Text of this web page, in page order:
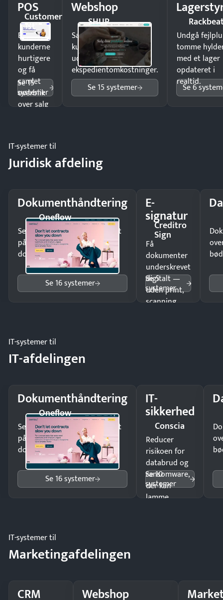
POS
Customer
1st
Ekspedér
kunderne
hurtigere
og få
samlet
overblik
over salg
Se 15
systemer
Webshop
SHUP
Sælg produkter 24/7 til
kunder i hele landet
uden
ekspedientomkostninger.
Se 15 systemer
Undgå
tomme
med et lager
opdateret i
realtid.
Se 6
IT-systemer til
Juridisk afdeling
Dokumenthåndtering
Oneflow
Send kontrakter til underskrift
på minutter og mist ingen
dokumenter.
Se 16 systemer
E-
signatur
Creditro
Sign
Få
dokumenter
underskrevet
digitalt —
uden print,
scanning
Se 5
systemer
IT-systemer til
IT-afdelingen
Dokumenthåndtering
Oneflow
Send kontrakter til underskrift
på minutter og mist ingen
dokumenter.
Se 16 systemer
IT-
sikkerhed
Conscia
Reducer
risikoen for
databrud og
ransomware,
der kan
lamme
Se 10
systemer
IT-systemer til
Marketingafdelingen
CRM Webshop